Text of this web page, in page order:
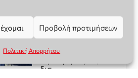
Προβολή προτιμήσεων
Πολιτική Απορρήτου